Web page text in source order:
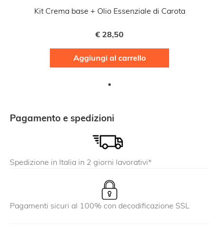
Kit Crema base + Olio Essenziale di Carota
€ 28,50
Aggiungi al carrello
Pagamento e spedizioni
Spedizione in Italia in 2 giorni lavorativi*
Pagamenti sicuri al 100% con decodificazione SSL